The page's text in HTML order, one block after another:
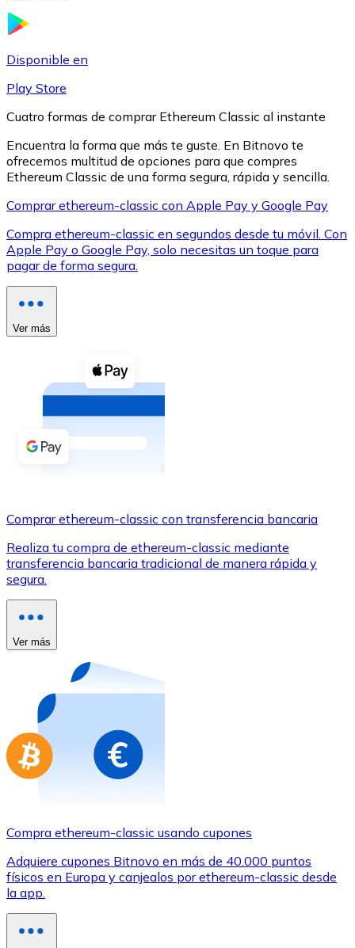
Ver todo
Compra criptomonedas con efectivo en tu tienda más
Comprar con efectivo
Transferencia SEPA
Añade fondos a tu cuenta Bitnovo o realiza compras
Comprar con Transferencia
Utiliza tarjetas Visa y Mastercard para comprar
Comprar con tarjeta
Tienda - Tarjetas regalo
Nuevo
Ir a la tienda de tarjetas regalo
Disponible en
Play Store
Cuatro formas de comprar Ethereum Classic al instante
Encuentra la forma que más te guste. En Bitnovo te
ofrecemos multitud de opciones para que compres
Ethereum Classic de una forma segura, rápida y sencilla.
Comprar ethereum-classic con Apple Pay y Google Pay
Compra ethereum-classic en segundos desde tu móvil. Con
Apple Pay o Google Pay, solo necesitas un toque para
pagar de forma segura.
Ver más
Comprar ethereum-classic con transferencia bancaria
Realiza tu compra de ethereum-classic mediante
transferencia bancaria tradicional de manera rápida y
segura.
Ver más
Compra ethereum-classic usando cupones
Adquiere cupones Bitnovo en más de 40.000 puntos
físicos en Europa y canjealos por ethereum-classic desde
la app.